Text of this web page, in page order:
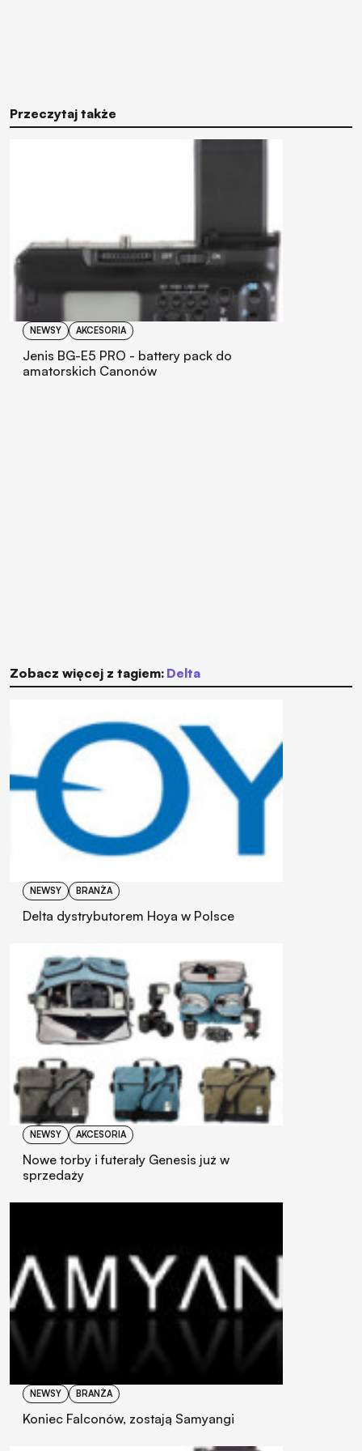
Przeczytaj także
NEWSY AKCESORIA
Jenis BG-E5 PRO - battery pack do
amatorskich Canonów
Zobacz więcej z tagiem: Delta
NEWSY BRANŻA
Delta dystrybutorem Hoya w Polsce
NEWSY AKCESORIA
Nowe torby i futerały Genesis już w
sprzedaży
NEWSY BRANŻA
Koniec Falconów, zostają Samyangi